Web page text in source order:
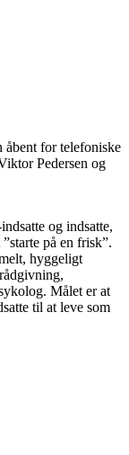
åbent for telefoniske
Pedersen og
og indsatte,
på en frisk”.
hyggeligt
Målet er at
til at leve som